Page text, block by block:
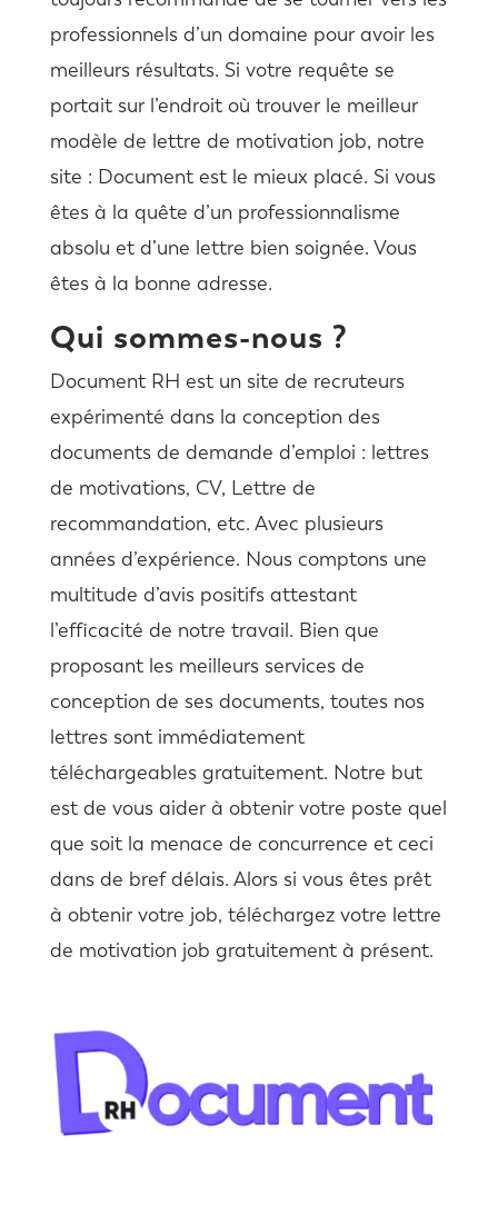
professionnels d’un domaine pour avoir les
meilleurs résultats. Si votre requête se
portait sur l’endroit où trouver le meilleur
modèle de lettre de motivation job, notre
site : Document est le mieux placé. Si vous
êtes à la quête d’un professionnalisme
absolu et d’une lettre bien soignée. Vous
êtes à la bonne adresse.
Qui sommes-nous ?
Document RH est un site de recruteurs
expérimenté dans la conception des
documents de demande d’emploi : lettres
de motivations, CV, Lettre de
recommandation, etc. Avec plusieurs
années d’expérience. Nous comptons une
multitude d’avis positifs attestant
l’efficacité de notre travail. Bien que
proposant les meilleurs services de
conception de ses documents, toutes nos
lettres sont immédiatement
téléchargeables gratuitement. Notre but
est de vous aider à obtenir votre poste quel
que soit la menace de concurrence et ceci
dans de bref délais. Alors si vous êtes prêt
à obtenir votre job, téléchargez votre lettre
de motivation job gratuitement à présent.